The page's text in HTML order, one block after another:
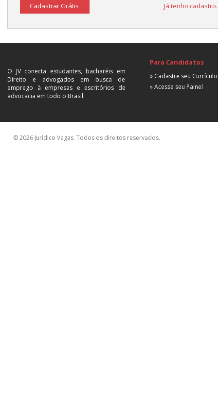
Cadastrar Grátis Já tenho
O JV conecta estudantes, bacharéis em
Direito e advogados em busca de
emprego à empresas e escritórios de
advocacia em todo o Brasil.
Para Candidatos
» Cadastre seu Currículo
» Acesse seu Painel
© 2026 Jurídico Vagas. Todos os direitos reservados.